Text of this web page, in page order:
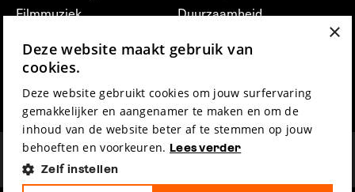
Filmmuziek
Press & Industry
Film Fest Friends
Duurzaamheid
vrijwilligerswerk bij FFG
Privacy & Disclaimer
×
Deze website maakt gebruik van
cookies.
Deze website gebruikt cookies om jouw surfervaring
gemakkelijker en aangenamer te maken en om de
inhoud van de website beter af te stemmen op jouw
behoeften en voorkeuren. Lees verder
Zelf instellen